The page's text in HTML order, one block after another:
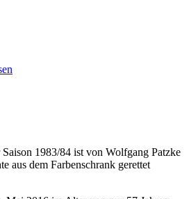
1983/84 ist von Wolfgang Patzke
aus dem Farbenschrank gerettet